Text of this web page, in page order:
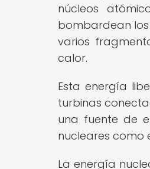
núcleos
bombardean
varios
calor.
Esta energía
turbinas
una fuente de
nucleares como
La energía